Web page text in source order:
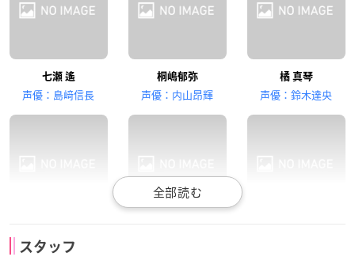
細谷佳正
山崎宗介
日野聡
芹沢 尚
木村良平
遠野日和
葉月 渚
七瀬 遙
声優：島﨑信長
桐嶋郁弥
声優：内山昂輝
橘 真琴
声優：鈴木達央
声優：豊永利行
スタッフ